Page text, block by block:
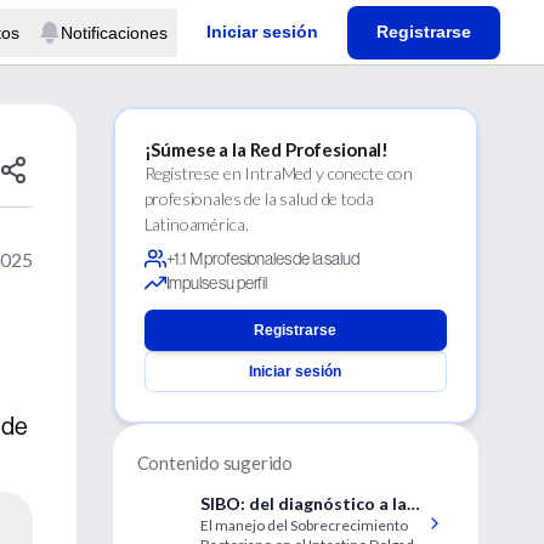
Notificaciones Iniciar sesión Registrarse
¡Súmese a la Red Profesional!
Regístrese en IntraMed y conecte con
profesionales de la salud de toda
Latinoamérica.
+1.1 M profesionales de la salud
Impulse su perfil
Registrarse
Iniciar sesión
Contenido sugerido
SIBO: del diagnóstico a la
terapia combinada con
El manejo del Sobrecrecimiento